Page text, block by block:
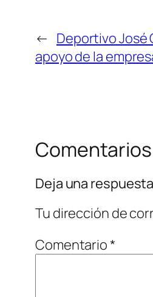
← Deportivo José
apoyo de la
Comentarios
Deja una respuesta
Tu dirección de
Comentario*